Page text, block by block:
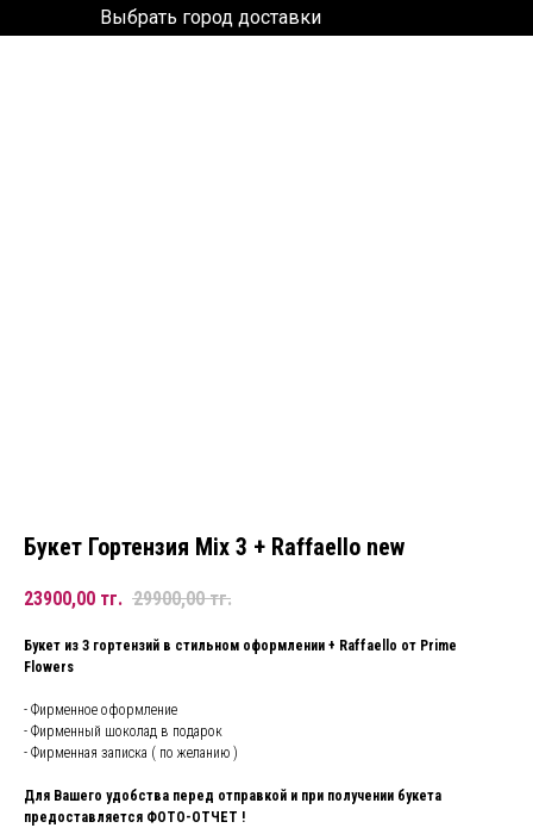
Выбрать город доставки
Букет Гортензия Mix 3 + Raffaello new
23900,00 тг. 29900,00 тг.
Букет из 3 гортензий в стильном оформлении + Raffaello от Prime
Flowers
- Фирменное оформление
- Фирменный шоколад в подарок
- Фирменная записка ( по желанию )
Для Вашего удобства перед отправкой и при получении букета
предоставляется ФОТО-ОТЧЕТ !